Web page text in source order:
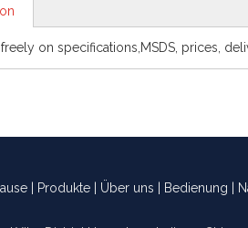
on specifications,MSDS, prices,
Produkte Über uns Bedienung